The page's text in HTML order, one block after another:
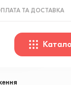
ТА ДОСТАВКА